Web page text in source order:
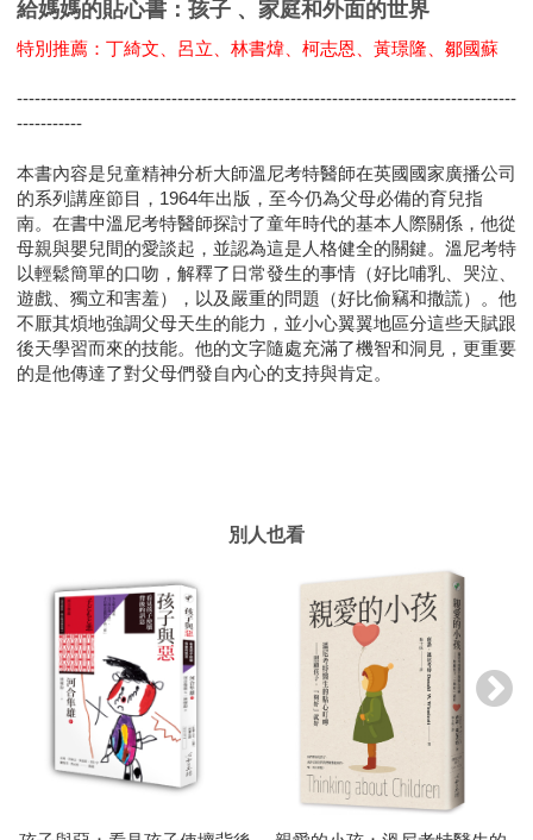
給媽媽的貼心書：孩子 、家庭和外面的世界
特別推薦：丁綺文、呂立、林書煒、柯志恩、黃璟隆、鄒國蘇
------------------------------------------------------------------------------------
-----------
本書內容是兒童精神分析大師溫尼考特醫師在英國國家廣播公司
的系列講座節目，1964年出版，至今仍為父母必備的育兒指
南。在書中溫尼考特醫師探討了童年時代的基本人際關係，他從
母親與嬰兒間的愛談起，並認為這是人格健全的關鍵。溫尼考特
以輕鬆簡單的口吻，解釋了日常發生的事情（好比哺乳、哭泣、
遊戲、獨立和害羞），以及嚴重的問題（好比偷竊和撒謊）。他
不厭其煩地強調父母天生的能力，並小心翼翼地區分這些天賦跟
後天學習而來的技能。他的文字隨處充滿了機智和洞見，更重要
的是他傳達了對父母們發自內心的支持與肯定。
別人也看